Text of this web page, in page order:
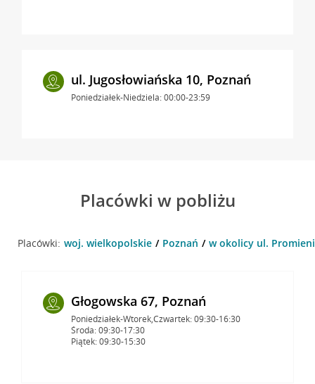
ul. Jugosłowiańska 10, Poznań
Poniedziałek-Niedziela: 00:00-23:59
Placówki w pobliżu
Placówki: woj. wielkopolskie Poznań w okolicy ul.
Głogowska 67, Poznań
Poniedziałek-Wtorek,Czwartek: 09:30-16:30
Środa: 09:30-17:30
Piątek: 09:30-15:30